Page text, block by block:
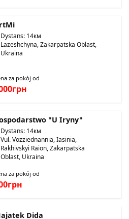
Dystans: 14км
Lazeshchyna, Zakarpatska Oblast,
Ukraina
za pokój od
"U Iryny"
Dystans: 14км
Vul. Vozziednannia, Iasinia,
Rakhivskyi Raion, Zakarpatska
Oblast, Ukraina
za pokój od
Dida